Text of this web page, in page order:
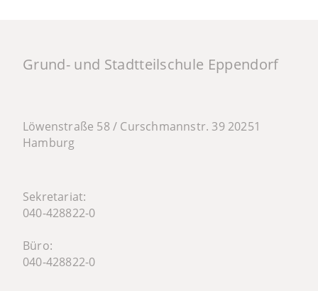
Grund- und Stadtteilschule Eppendorf
Löwenstraße 58 / Curschmannstr. 39 20251
Hamburg
Sekretariat:
040-428822-0
Büro:
040-428822-0